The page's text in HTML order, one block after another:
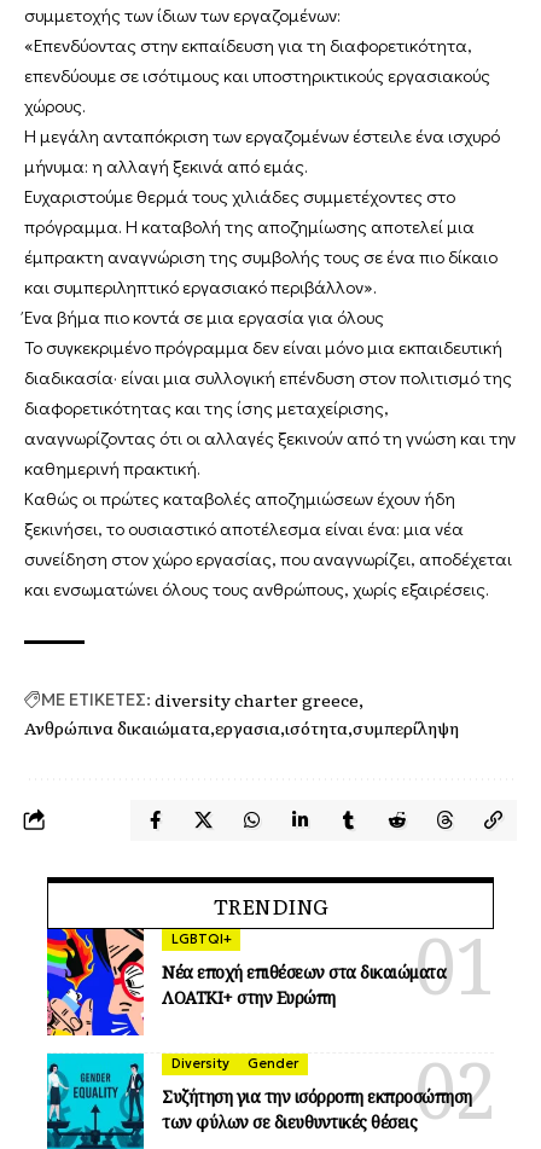
συμμετοχής των ίδιων των εργαζομένων:
«Επενδύοντας στην εκπαίδευση για τη διαφορετικότητα,
επενδύουμε σε ισότιμους και υποστηρικτικούς εργασιακούς
χώρους.
Η μεγάλη ανταπόκριση των εργαζομένων έστειλε ένα ισχυρό
μήνυμα: η αλλαγή ξεκινά από εμάς.
Ευχαριστούμε θερμά τους χιλιάδες συμμετέχοντες στο
πρόγραμμα. Η καταβολή της αποζημίωσης αποτελεί μια
έμπρακτη αναγνώριση της συμβολής τους σε ένα πιο δίκαιο
και συμπεριληπτικό εργασιακό περιβάλλον».
Ένα βήμα πιο κοντά σε μια εργασία για όλους
Το συγκεκριμένο πρόγραμμα δεν είναι μόνο μια εκπαιδευτική
διαδικασία· είναι μια συλλογική επένδυση στον πολιτισμό της
διαφορετικότητας και της ίσης μεταχείρισης,
αναγνωρίζοντας ότι οι αλλαγές ξεκινούν από τη γνώση και την
καθημερινή πρακτική.
Καθώς οι πρώτες καταβολές αποζημιώσεων έχουν ήδη
ξεκινήσει, το ουσιαστικό αποτέλεσμα είναι ένα: μια νέα
συνείδηση στον χώρο εργασίας, που αναγνωρίζει, αποδέχεται
και ενσωματώνει όλους τους ανθρώπους, χωρίς εξαιρέσεις.
ΜΕ ΕΤΙΚΕΤΕΣ: diversity charter greece
Ανθρώπινα δικαιώματα εργασια ισότητα συμπερίληψη
TRENDING
LGBTQI+
Νέα εποχή επιθέσεων στα δικαιώματα
ΛΟΑΤΚΙ+ στην Ευρώπη
Diversity Gender
Συζήτηση για την ισόρροπη εκπροσώπηση
των φύλων σε διευθυντικές θέσεις